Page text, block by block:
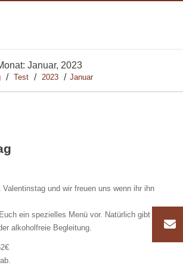
Januar, 2023
/ Test / 2023 / Januar
und wir freuen uns wenn ihr ihn
ein spezielles Menü vor. Natürlich gibt es
alkoholfreie Begleitung.